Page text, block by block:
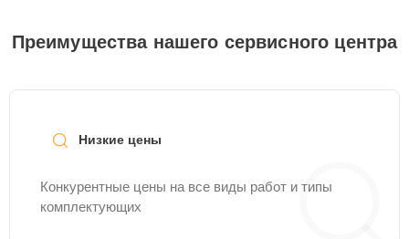
Преимущества нашего сервисного центра
Низкие цены
Конкурентные цены на все виды работ и типы
комплектующих